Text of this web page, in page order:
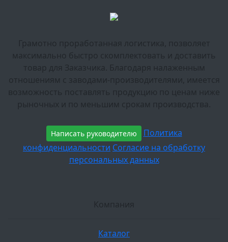
Грамотно проработанная логистика, позволяет
максимально быстро скомплектовать и доставить
товар для Заказчика. Благодаря налаженным
отношениям с заводами-производителями, имеется
возможность поставлять продукцию по ценам ниже
рыночных и по меньшим срокам производства.
Написать руководителю
Политика
конфиденциальности Согласие на обработку
персональных данных
Компания
Каталог